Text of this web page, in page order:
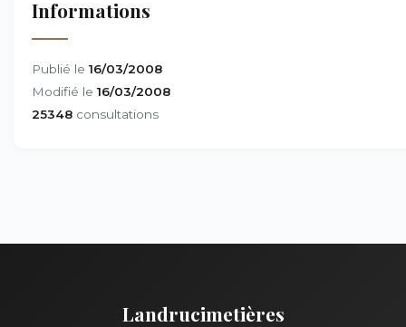
Informations
Publié le 16/03/2008
Modifié le 16/03/2008
25348 consultations
Landrucimetières